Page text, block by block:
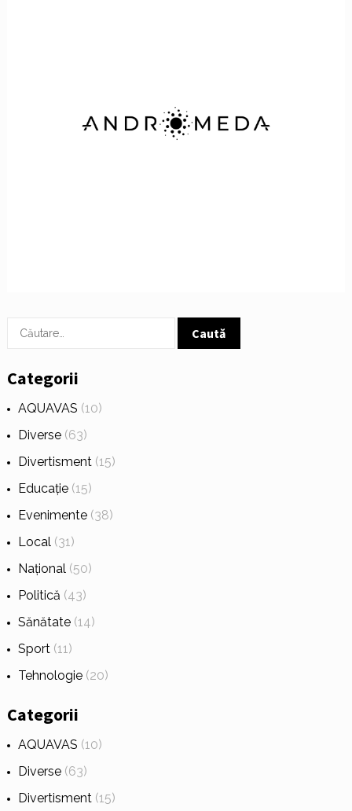
Caută
Categorii
AQUAVAS (10)
Diverse(63)
Divertisment(15)
Educație(15)
Evenimente(38)
Local(31)
Național(50)
Politică (43)
Sănătate(14)
Sport(11)
Tehnologie(20)
Categorii
AQUAVAS (10)
Diverse(63)
Divertisment(15)